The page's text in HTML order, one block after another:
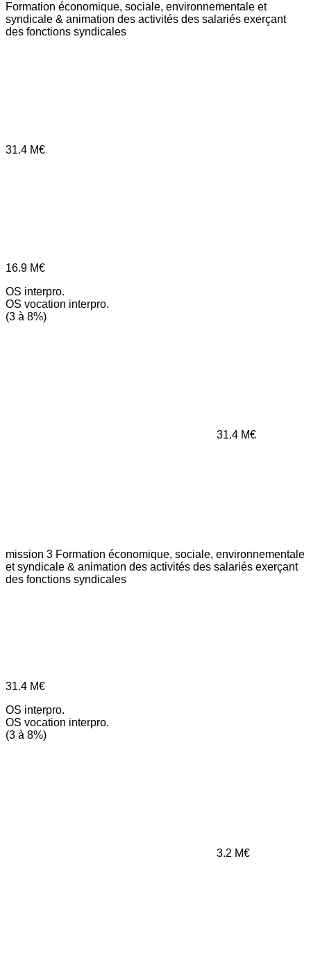
Formation économique, sociale, environnementale et
syndicale & animation des activités des salariés exerçant
des fonctions syndicales
31.4 M€
16.9 M€
OS interpro.
OS vocation interpro.
(3 à 8%)
31.4 M€
mission 3 Formation économique, sociale, environnementale
et syndicale & animation des activités des salariés exerçant
des fonctions syndicales
31.4 M€
OS interpro.
OS vocation interpro.
(3 à 8%)
3.2 M€